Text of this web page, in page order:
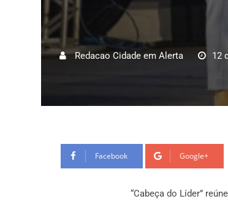
Redacao Cidade em Alerta 12
Facebook Google+
“Cabeça do Líder”